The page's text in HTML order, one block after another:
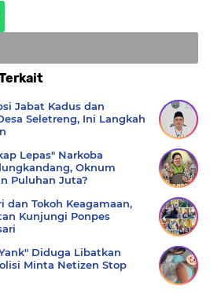
Jabat Kadus dan
Seletreng, Ini Langkah
Lepas" Narkoba
Oknum
Puluhan Juta?
dan Tokoh Keagamaan,
Kunjungi Ponpes
Diduga Libatkan
Minta Netizen Stop